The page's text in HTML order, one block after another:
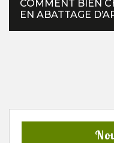
COMMENT BIEN
EN ABATTAGE